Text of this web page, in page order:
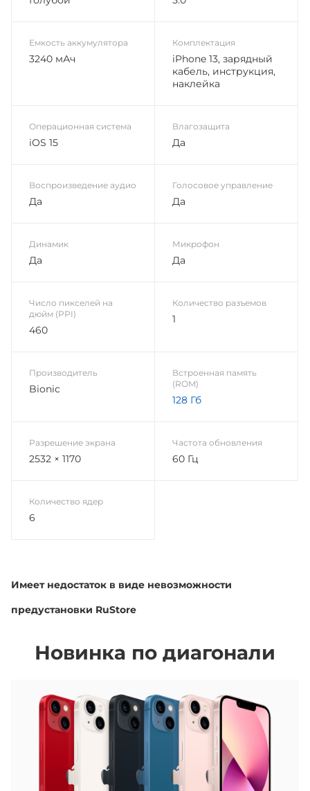
Имеет недостаток в виде невозможности
предустановки RuStore
Новинка по диагонали
Емкость аккумулятора
3240 мАч
Комплектация
iPhone 13, зарядный
кабель, инструкция,
наклейка
Операционная система
iOS 15
Влагозащита
Да
Воспроизведение аудио
Да
Голосовое управление
Да
Динамик
Да
Микрофон
Да
Число пикселей на
дюйм (PPI)
460
Количество разъемов
1
Производитель
Bionic
Встроенная память
(ROM)
128 Гб
Разрешение экрана
2532 × 1170
Частота обновления
60 Гц
Количество ядер
6